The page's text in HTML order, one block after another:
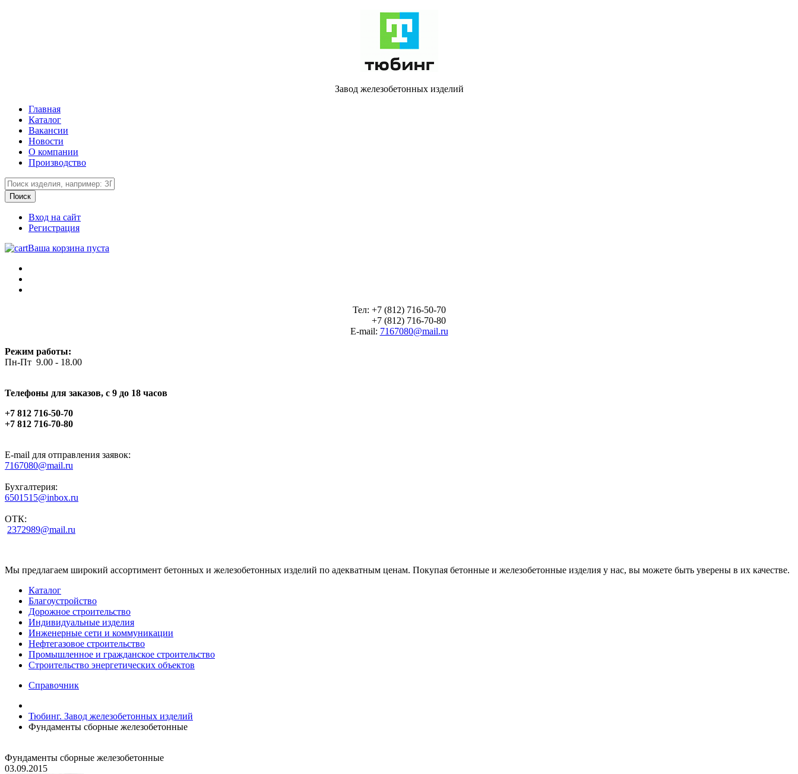
Завод железобетонных изделий
Главная
Каталог
Вакансии
Новости
О компании
Производство
Вход на сайт
Регистрация
Ваша корзина пуста
Тел: +7 (812) 716-50-70
+7 (812) 716-70-80
E-mail: 7167080@mail.ru
Режим работы:
Пн-Пт 9.00 - 18.00
Телефоны для заказов, c 9 до 18 часов
+7 812 716-50-70
+7 812 716-70-80
E-mail для отправления заявок:
7167080@mail.ru
Бухгалтерия:
6501515@inbox.ru
ОТК:
2372989@mail.ru
Мы предлагаем широкий ассортимент бетонных и железобетонных изделий по адекватным ценам. Покупая бетонные и железобетонные изделия у нас, вы можете быть уверены в их качестве.
Каталог
Благоустройство
Дорожное строительство
Индивидуальные изделия
Инженерные сети и коммуникации
Нефтегазовое строительство
Промышленное и гражданское строительство
Строительство энергетических объектов
Справочник
Тюбинг. Завод железобетонных изделий
Фундаменты сборные железобетонные
Фундаменты сборные железобетонные
03.09.2015